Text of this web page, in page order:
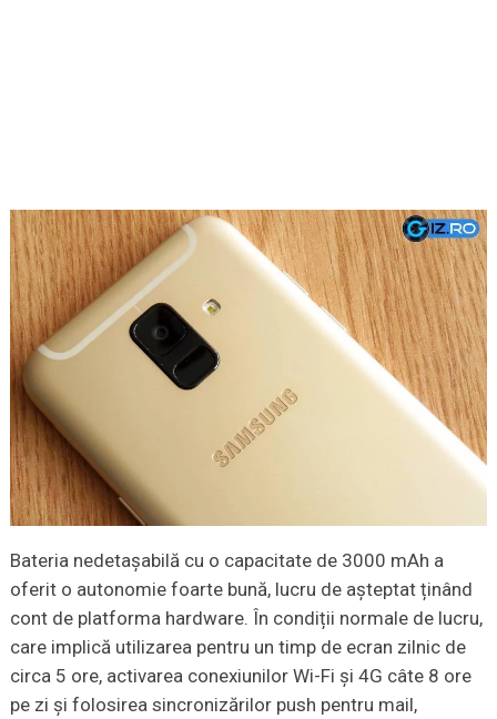
Bateria nedetașabilă cu o capacitate de 3000 mAh a
oferit o autonomie foarte bună, lucru de așteptat ținând
cont de platforma hardware. În condiții normale de lucru,
care implică utilizarea pentru un timp de ecran zilnic de
circa 5 ore, activarea conexiunilor Wi-Fi și 4G câte 8 ore
pe zi și folosirea sincronizărilor push pentru mail,